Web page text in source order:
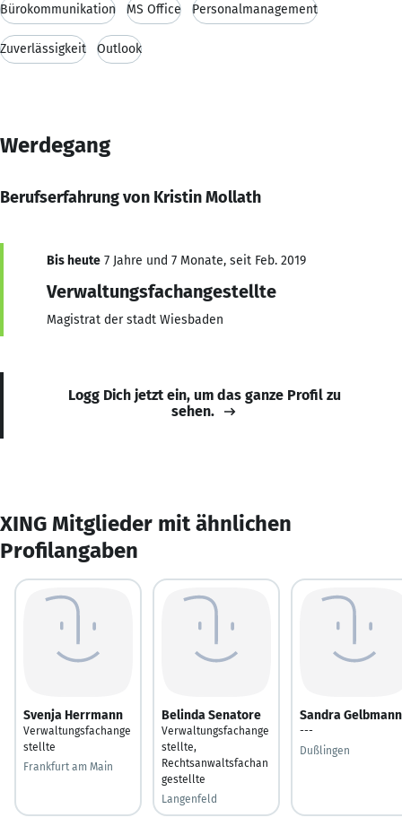
Bürokommunikation MS Office Personalmanagement
Zuverlässigkeit Outlook
Werdegang
Berufserfahrung von Kristin Mollath
Bis heute 7 Jahre und 7 Monate, seit Feb. 2019
Verwaltungsfachangestellte
Magistrat der stadt Wiesbaden
Logg Dich jetzt ein, um das ganze Profil zu
sehen.
XING Mitglieder mit ähnlichen
Profilangaben
Svenja Herrmann
Verwaltungsfachange
stellte
Frankfurt am Main
Belinda Senatore
Verwaltungsfachange
stellte,
Rechtsanwaltsfachan
gestellte
Langenfeld
Sandra Gelbmann
---
Dußlingen